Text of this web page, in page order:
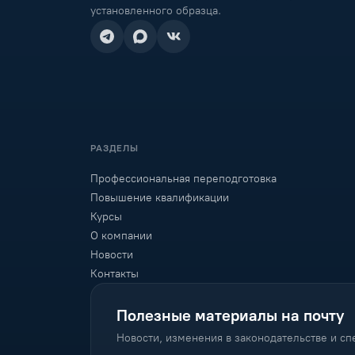
Промышленная безопасность
Промышленное и
Строительство зданий и
сооружений
вентиляция
Теплоэнергетика
Туризм
Управление
установленного образца.
РАЗДЕЛЫ
Профессиональная переподготовка
Повышение квалификации
Курсы
О компании
Новости
Контакты
Полезные материалы на почту
Новости, изменения в законодательстве и